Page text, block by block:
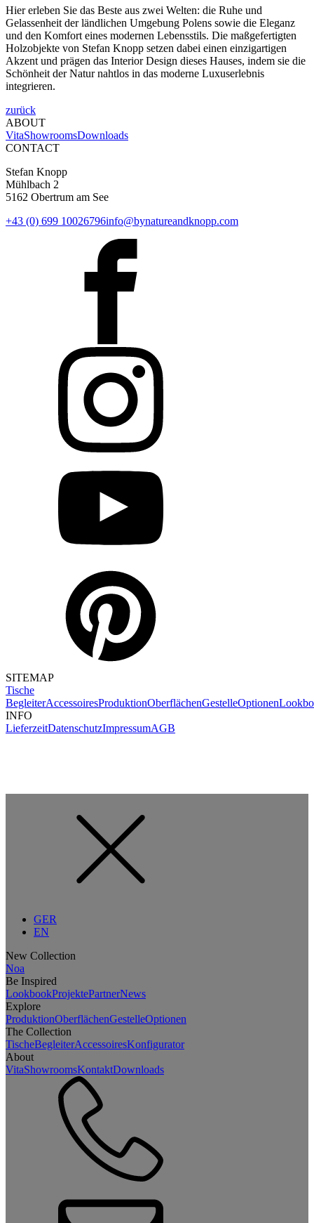
Hier erleben Sie das Beste aus zwei Welten: die Ruhe und
Gelassenheit der ländlichen Umgebung Polens sowie die Eleganz
und den Komfort eines modernen Lebensstils. Die maßgefertigten
Holzobjekte von Stefan Knopp setzen dabei einen einzigartigen
Akzent und prägen das Interior Design dieses Hauses, indem sie die
Schönheit der Natur nahtlos in das moderne Luxuserlebnis
integrieren.
zurück
ABOUT
VitaShowroomsDownloads
CONTACT
Stefan Knopp
Mühlbach 2
5162 Obertrum am See
+43 (0) 699 10026796info@bynatureandknopp.com
SITEMAP
Tische
BegleiterAccessoiresProduktionOberflächenGestelleOptionen
INFO
LieferzeitDatenschutzImpressumAGB
GER
EN
New Collection
Noa
Be Inspired
LookbookProjektePartnerNews
Explore
ProduktionOberflächenGestelleOptionen
The Collection
TischeBegleiterAccessoiresKonfigurator
About
VitaShowroomsKontaktDownloads